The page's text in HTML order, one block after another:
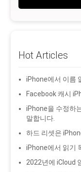
Hot Articles
iPhone에서 이름
Facebook 캐시
iPhone을 수정하
말합니다.
하드 리셋은
iPhone에서 읽기
2022년에 iCloud